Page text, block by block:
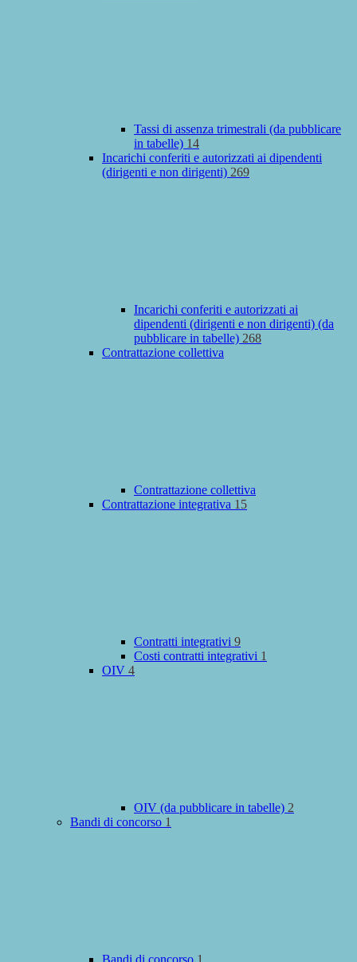
Tassi di assenza trimestrali (da pubblicare
in tabelle) 14
Incarichi conferiti e autorizzati ai dipendenti
(dirigenti e non dirigenti) 269
Incarichi conferiti e autorizzati ai
dipendenti (dirigenti e non dirigenti) (da
pubblicare in tabelle) 268
Contrattazione collettiva
Contrattazione collettiva
Contrattazione integrativa 15
Contratti integrativi 9
Costi contratti integrativi 1
OIV 4
OIV (da pubblicare in tabelle) 2
Bandi di concorso 1